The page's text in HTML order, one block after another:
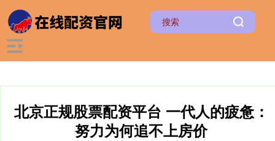
北京正规股票配资平台 一代人的疲惫：
努力为何追不上房价